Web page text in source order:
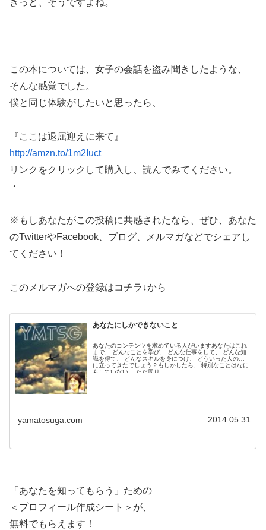
この本については、女子の会話を盗み聞きしたような、
そんな感覚でした。
僕と同じ体験がしたいと思ったら、
『ここは退屈迎えに来て』
http://amzn.to/1m2Iuct
リンクをクリックして購入し、読んでみてください。
・
※もしあなたがこの投稿に共感されたなら、ぜひ、あなた
のTwitterやFacebook、ブログ、メルマガなどでシェアし
てください！
このメルマガへの登録はコチラ↓から
あなたにしかできないこと
あなたのコンテンツを求めている人がいますあなたはこれ
まで、 どんなことを学び、 どんな仕事をして、 どんな知
識を得て、 どんなスキルを身につけ、 どういった人の役
に立ってきたでしょう？もしかしたら、 特別なことはなに
もしていない、 ただ周り...
yamatosuga.com 2014.05.31
「あなたを知ってもらう」ための
＜プロフィール作成シート＞が、
無料でもらえます！